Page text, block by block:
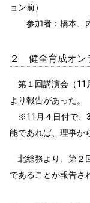
ョン前）
参加者：橋本、内
２ 健全育成オン
第１回講演会（11
より報告があった。
※11月４日付で、
能であれば、理事か
北総務より、第２
であることが報告さ